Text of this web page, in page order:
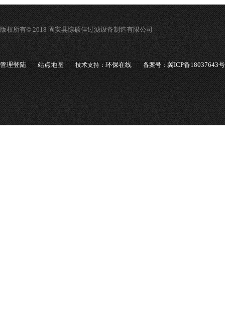
版权所有© 2018 固安县慷硕佳过滤设备制造有限公司
管理登陆 站点地图 技术支持：环保在线 备案号：冀ICP备18037643